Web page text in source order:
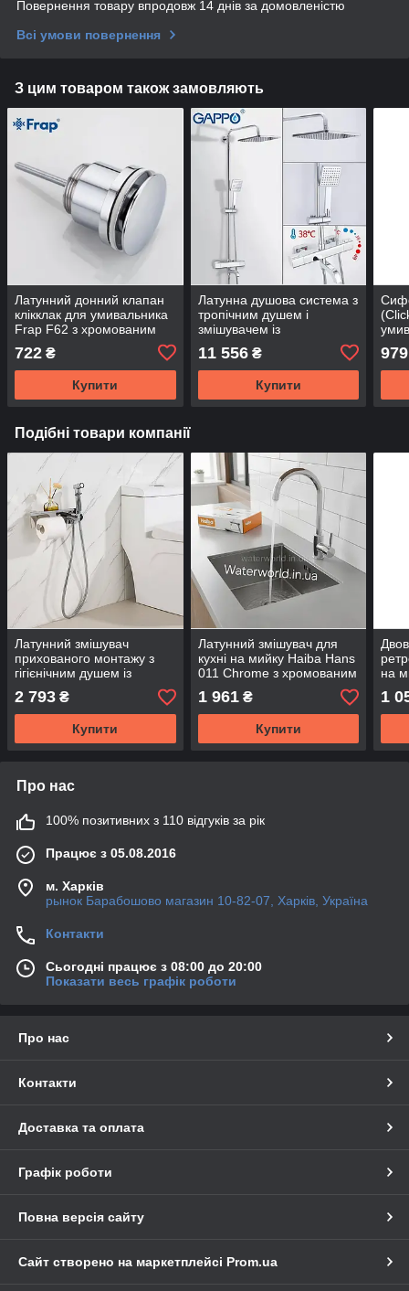
Повернення товару впродовж 14 днів за домовленістю
Всі умови повернення
З цим товаром також замовляють
Латунний донний клапан
клікклак для умивальника
Frap F62 з хромованим
722 ₴
Купити
Латунна душова система з
тропічним душем і
змішувачем із
термостатом TM.GAPPO
G2491 CHROME
11 556₴
Купити
979
Подібні товари компанії
Латунний змішувач
прихованого монтажу з
гігієнічним душем із
пілочкою та папером-
тримачем TM.Frap F2075
Chrome
2 793 ₴
Купити
Латунний змішувач для
кухні на мийку Haiba Hans
011 Chrome з хромованим
покриттям
1 961₴
Купити
на
777
1
Про нас
100% позитивних з 110 відгуків за рік
Працює з 05.08.2016
м. Харків
рынок Барабошово магазин 10-82-07, Харків, Україна
Контакти
Сьогодні працює з 08:00 до 20:00
Показати весь графік роботи
Про нас
Контакти
Доставка та оплата
Графік роботи
Повна версія сайту
Сайт створено на маркетплейсі Prom.ua